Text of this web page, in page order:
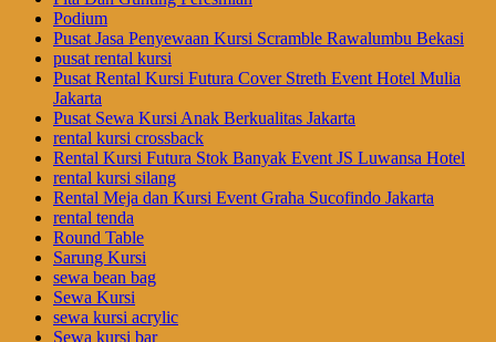
Podium
Pusat Jasa Penyewaan Kursi Scramble Rawalumbu Bekasi
pusat rental kursi
Pusat Rental Kursi Futura Cover Streth Event Hotel Mulia
Jakarta
Pusat Sewa Kursi Anak Berkualitas Jakarta
rental kursi crossback
Rental Kursi Futura Stok Banyak Event JS Luwansa Hotel
rental kursi silang
Rental Meja dan Kursi Event Graha Sucofindo Jakarta
rental tenda
Round Table
Sarung Kursi
sewa bean bag
Sewa Kursi
sewa kursi acrylic
Sewa kursi bar